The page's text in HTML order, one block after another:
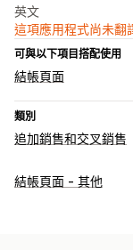
英文
這項應用程式尚未翻
可與以下項目搭配使用
結帳頁面
類別
追加銷售和交叉銷售
自訂
結帳頁面 - 其他